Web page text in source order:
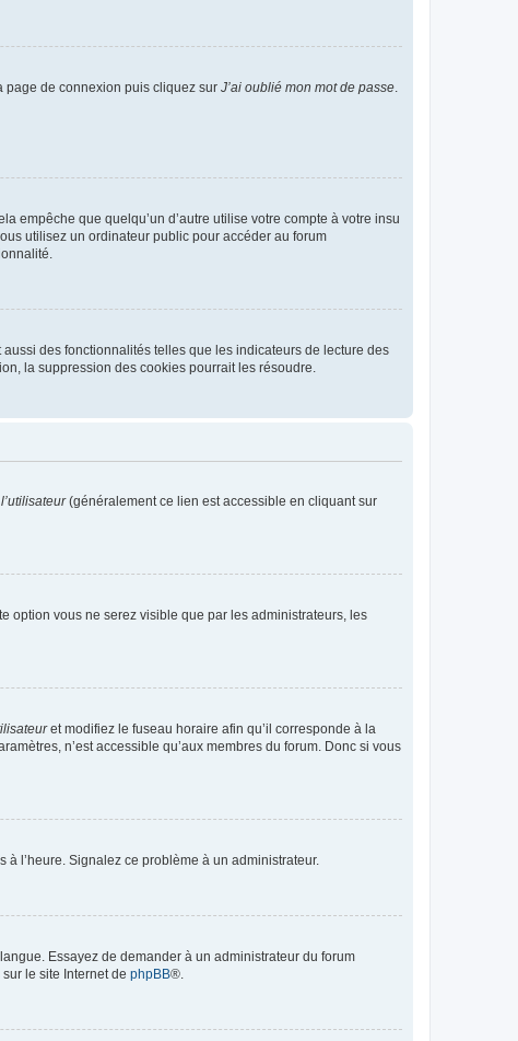
page de connexion puis cliquez sur J’ai oublié mon mot de passe.
empêche que quelqu’un d’autre utilise votre compte à votre insu
utilisez un ordinateur public pour accéder au forum
des fonctionnalités telles que les indicateurs de lecture des
la suppression des cookies pourrait les résoudre.
(généralement ce lien est accessible en cliquant sur
option vous ne serez visible que par les administrateurs, les
et modifiez le fuseau horaire afin qu’il corresponde à la
n’est accessible qu’aux membres du forum. Donc si vous
à l’heure. Signalez ce problème à un administrateur.
Essayez de demander à un administrateur du forum
le site Internet de phpBB®.